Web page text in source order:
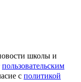
школы и
пользовательским
с политикой